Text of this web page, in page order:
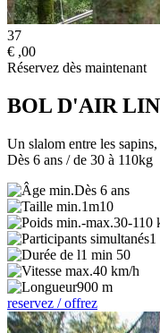
37
€ ,00
Réservez dès maintenant
BOL D'AIR
Un slalom entre les
Dès 6 ans / de 30 à 110kg
Dès 6 ans
1m10
30-110
1
1 min 50
40 km/h
900 m
reservez / offrez